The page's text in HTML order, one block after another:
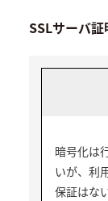
SSLサーバ
暗号化は
いが、利
保証はない